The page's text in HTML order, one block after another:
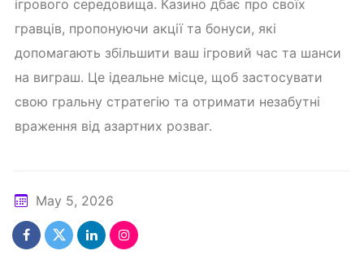
ігрового середовища. Казино дбає про своїх
гравців, пропонуючи акції та бонуси, які
допомагають збільшити ваш ігровий час та шанси
на виграш. Це ідеальне місце, щоб застосувати
свою гральну стратегію та отримати незабутні
враження від азартних розваг.
May 5, 2026